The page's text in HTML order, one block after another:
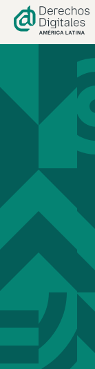
contenido